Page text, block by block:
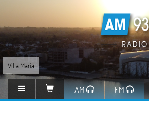
Villa María
AM FM